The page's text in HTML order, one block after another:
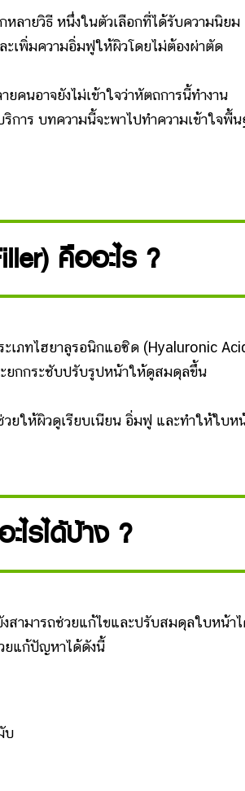
ยวิธี หนึ่งในตัวเลือกที่ได้รับความนิยม
เพิ่มความอิ่มฟูให้ผิวโดยไม่ต้องผ่าตัด
อาจยังไม่เข้าใจว่าหัตถการนี้ทำงาน
การ บทความนี้จะพาไปทำความเข้าใจพื้น
คืออะไร ?
ภทไฮยาลูรอนิกแอซิด (Hyaluronic
ยกกระชับปรับรูปหน้าให้ดูสมดุลขึ้น
ให้ผิวดูเรียบเนียน อิ่มฟู และทำให้ใบห
ไรได้บ้าง ?
ามารถช่วยแก้ไขและปรับสมดุลใบหน้า
ยแก้ปัญหาได้ดังนี้
บ